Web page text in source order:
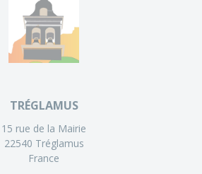
TRÉGLAMUS
15 rue de la Mairie
22540 Tréglamus
France